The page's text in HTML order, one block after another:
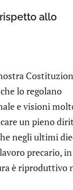
allo
lo regolano
e visioni
un pieno
negli ultimi
precario, in
è riproduttivo